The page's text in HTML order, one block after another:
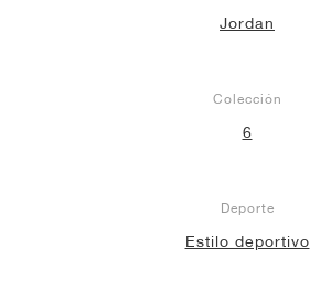
Jordan
Colección
6
Deporte
Estilo deportivo